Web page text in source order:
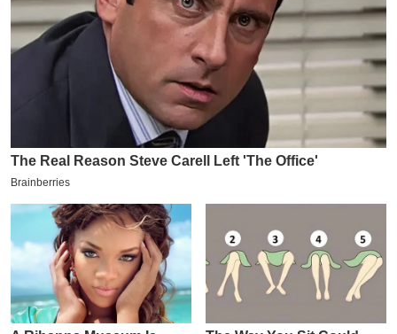
क्रि
के
2
0
2
क्रा
इ
म
ई